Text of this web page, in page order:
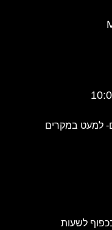
למעט במקרים
בכפוף לשעות